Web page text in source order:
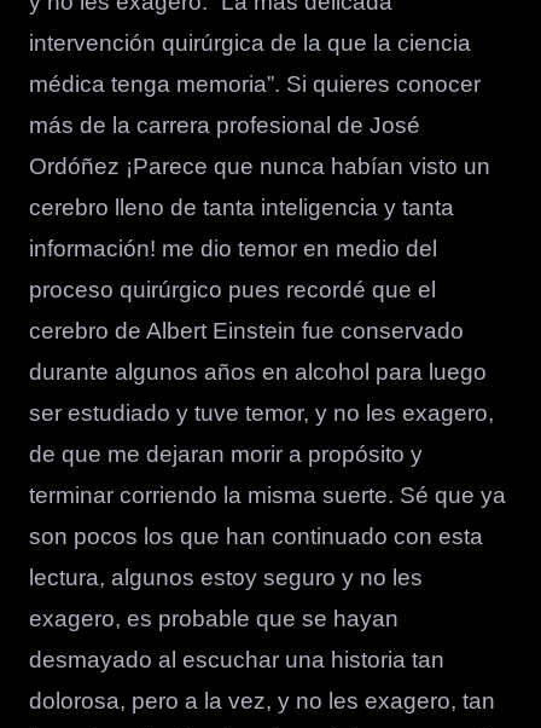
intervención quirúrgica de la que la ciencia
médica tenga memoria”. Si quieres conocer
más de la carrera profesional de José
Ordóñez ¡Parece que nunca habían visto un
cerebro lleno de tanta inteligencia y tanta
información! me dio temor en medio del
proceso quirúrgico pues recordé que el
cerebro de Albert Einstein fue conservado
durante algunos años en alcohol para luego
ser estudiado y tuve temor, y no les exagero,
de que me dejaran morir a propósito y
terminar corriendo la misma suerte. Sé que ya
son pocos los que han continuado con esta
lectura, algunos estoy seguro y no les
exagero, es probable que se hayan
desmayado al escuchar una historia tan
dolorosa, pero a la vez, y no les exagero, tan